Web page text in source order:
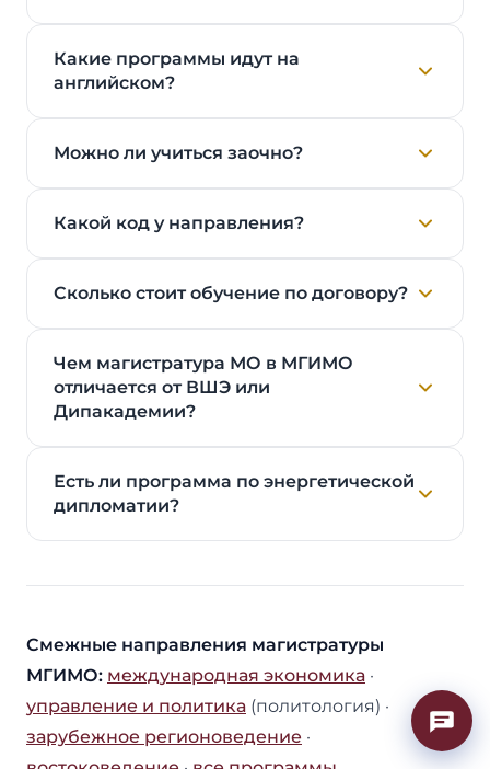
Какие программы идут на
английском?
Можно ли учиться заочно?
Какой код у направления?
Сколько стоит обучение по договору?
Чем магистратура МО в МГИМО
отличается от ВШЭ или
Дипакадемии?
Есть ли программа по энергетической
дипломатии?
Смежные направления магистратуры
МГИМО: международная экономика ·
управление и политика (политология) ·
зарубежное регионоведение ·